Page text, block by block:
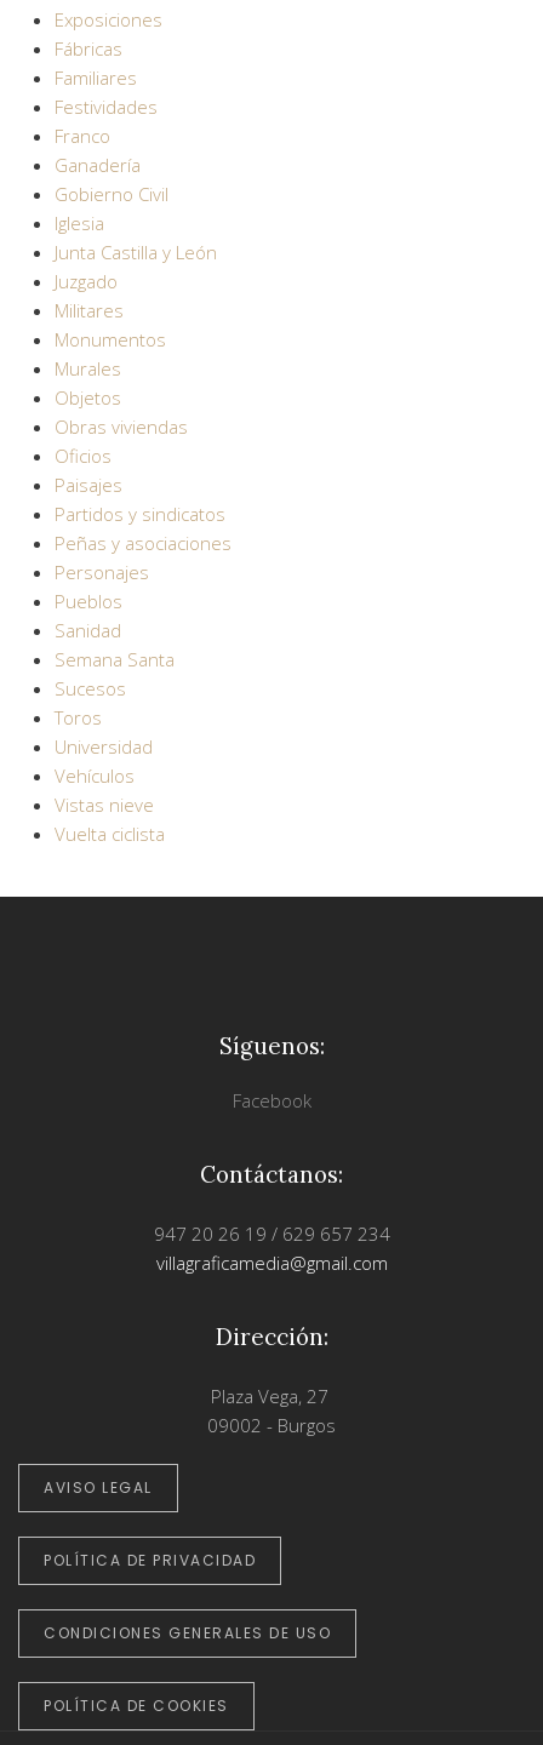
Exposiciones
Fábricas
Familiares
Festividades
Franco
Ganadería
Gobierno Civil
Iglesia
Junta Castilla y León
Juzgado
Militares
Monumentos
Murales
Objetos
Obras viviendas
Oficios
Paisajes
Partidos y sindicatos
Peñas y asociaciones
Personajes
Pueblos
Sanidad
Semana Santa
Sucesos
Toros
Universidad
Vehículos
Vistas nieve
Vuelta ciclista
Síguenos:
Facebook
Contáctanos:
947 20 26 19 / 629 657 234
villagraficamedia@gmail.com
Dirección:
Plaza Vega, 27
09002 - Burgos
AVISO LEGAL
POLÍTICA DE PRIVACIDAD
CONDICIONES GENERALES DE USO
POLÍTICA DE COOKIES